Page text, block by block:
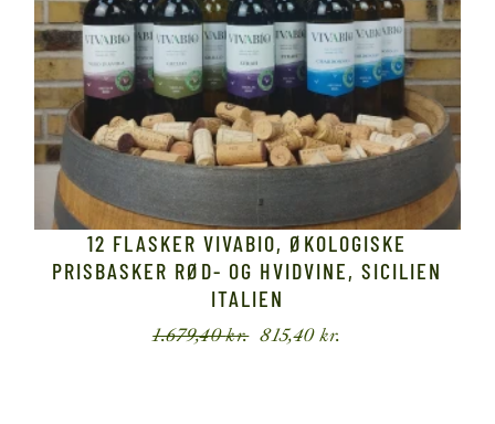
12 FLASKER VIVABIO, ØKOLOGISKE
PRISBASKER RØD- OG HVIDVINE, SICILIEN
ITALIEN
1.679,40kr.Den
815,40kr.
Den